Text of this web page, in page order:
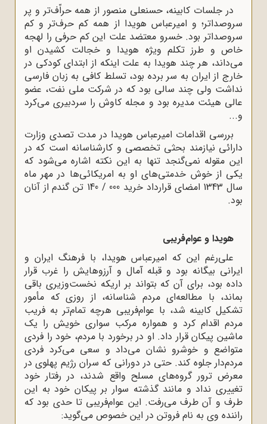
در جلسات کابینه، حسنعلى منصور از همه حراّف‌تر و پر
سروصداتر؛ و امیرعباس هویدا از همه کم حرف‌تر و کم
سروصداتر بود. خسرو معتضد علت این کم حرفى را لهجه
خاص و طرز تکلم ویژه هویدا و خجالت کشیدن او
مى‌داند، هر چند هویدا به علت اینکه از ابتداى کودکى در
خارج از ایران به سر برده بود، تسلط کافى به زبان فارسى
نداشت ولى چند سالى بود که در شرکت ملى نفت، عضو
عالى هیئت مدیره بود و مجله کاوش را سردبیرى مى‌کرد
و...
بررسى اقدامات امیرعباس هویدا در مدت تصدى وزارت
دارائى نیازمند بحثى تخصصى و کارشناسانه است که در
این مقوله نمى‌گنجد تنها به این نکته اشاره مى‌شود که
یکى از خوش خدمتى‌هاى او به امریکائی‌ها در مهر ماه
سال 1343 امضاى قرارداد خرید 000 / 140 تن گندم از آنان
بود.
هویدا و عوام‌فریبى
على‌رغم این که امیرعباس هویدا، با فرهنگ ایران و
ایرانى بیگانه بود و قبله آمال و آرزوهایش را غرب قرار
داده بود، براى آن که بتواند بر اریکه نخست‌وزیرى باقى
بماند، با مطالعه‌اى مردم شناسانه، از روزى که مأمور
تشکیل کابینه شد، با عوام‌فریبى هرچه تمام‌تر به فریب
مردم اقدام کرد و همواره مرکب سوارى خویش را یک
ماشین پیکان قرار داد. او در برخورد با مردم، خود را فردى
متواضع و خوشرو نشان مى‌داد و سعى مى‌کرد فردى
مردم‌دار جلوه کند. حتى در دورانى که سران رژیم پهلوى در
معرض ترور گروه‌هاى مسلح واقع شدند، در رفتار خود
تغییرى نداد و مانند گذشته سوار بر پیکان خود به این
طرف و آن طرف مى‌رفت. این عوام‌فریبى تا حدى بود که
راننده وى به نام فروتن در این خصوص مى‌گوید: